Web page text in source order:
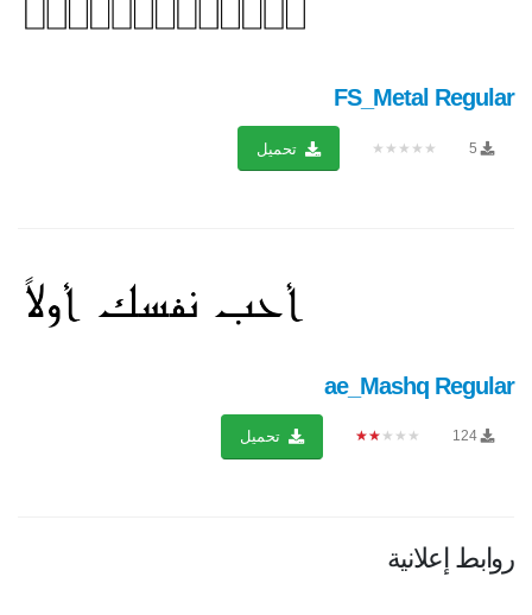
FS_Metal Regular
5
★★★★★ تحميل
ae_Mashq Regular
124
★★★★★ تحميل
روابط إعلانية